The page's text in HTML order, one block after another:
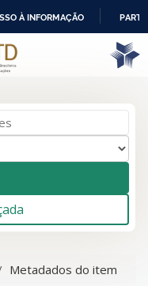
À INFORMAÇÃO
Metadados do item